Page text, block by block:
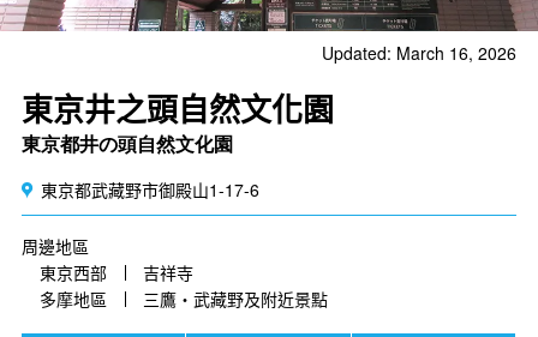
Updated: March 16, 2026
東京井之頭自然文化園
東京都井の頭自然文化園
東京都武藏野市御殿山1-17-6
周邊地區
東京西部
吉祥寺
多摩地區
三鷹・武藏野及附近景點